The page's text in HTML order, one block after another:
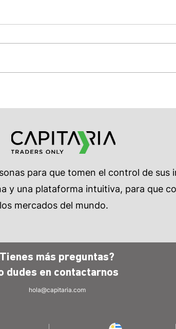
para que tomen el control de sus
y una plataforma intuitiva, para que
los mercados del mundo.
más preguntas?
dudes en contactarnos
hola@capitaria.com